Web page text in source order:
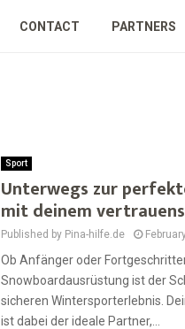
CONTACT PARTNERS
Sport
Unterwegs zur
mit deinem
Published by Pina-hilfe.de
Ob Anfänger oder
Snowboardausrüstung ist der
sicheren Wintersporterlebnis.
ist dabei der ideale Partner,...